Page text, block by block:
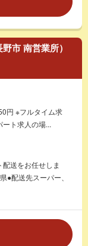
市 南営業所）
円 ※フルタイム求
ート求人の場...
送をお任せしま
●配送先スーパー、